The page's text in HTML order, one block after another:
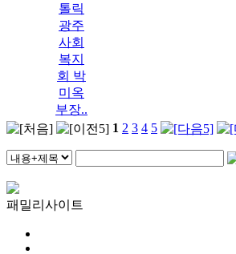
톨릭
광주
사회
복지
회 박
미옥
부장..
1 2 3 4 5
패밀리사이트